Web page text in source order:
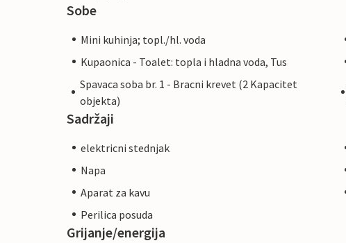
Sobe
Mini kuhinja; topl./hl. voda
Kupaonica - Toalet: topla i hladna voda, Tus
Spavaca soba br. 1 - Bracni krevet (2 Kapacitet
objekta)
Sadržaji
elektricni stednjak
Napa
Aparat za kavu
Perilica posuda
Grijanje/energija